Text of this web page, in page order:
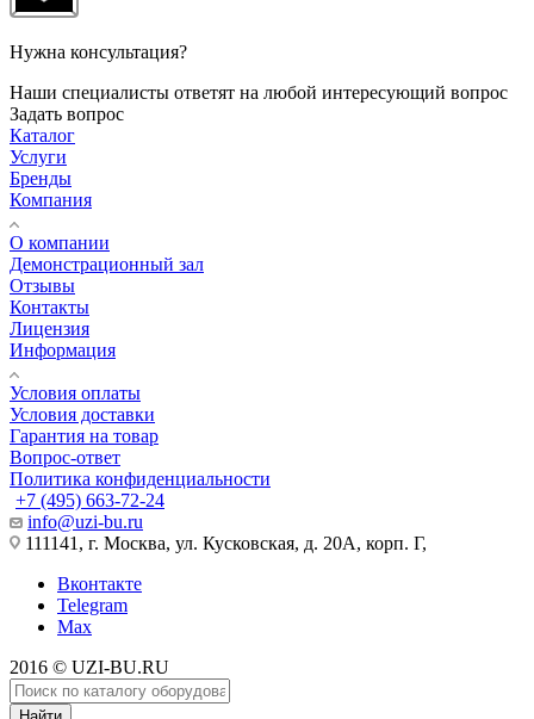
Нужна консультация?
Наши специалисты ответят на любой интересующий вопрос
Задать вопрос
Каталог
Услуги
Бренды
Компания
О компании
Демонстрационный зал
Отзывы
Контакты
Лицензия
Информация
Условия оплаты
Условия доставки
Гарантия на товар
Вопрос-ответ
Политика конфиденциальности
+7 (495) 663-72-24
info@uzi-bu.ru
111141, г. Москва, ул. Кусковская, д. 20А, корп. Г,
Вконтакте
Telegram
Max
2016 © UZI-BU.RU